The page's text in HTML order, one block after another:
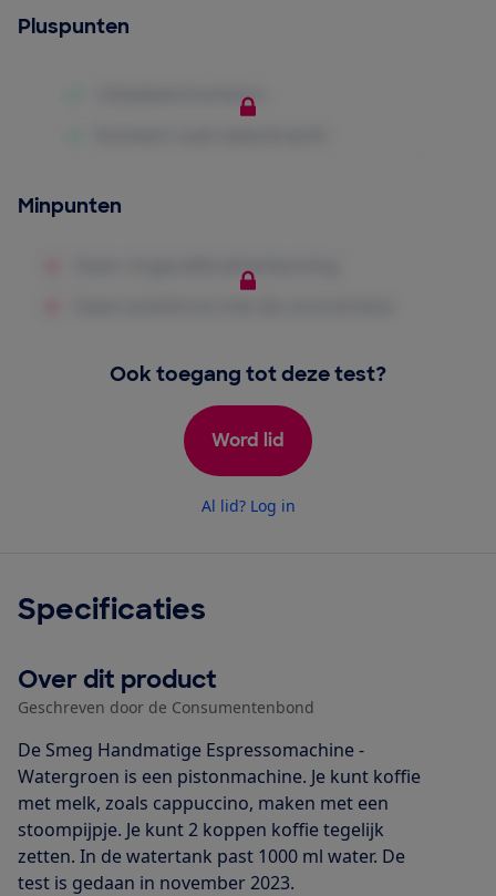
Pluspunten
Minpunten
Ook toegang tot deze test?
Word lid
Al lid? Log in
Specificaties
Over dit product
Geschreven door de Consumentenbond
De Smeg Handmatige Espressomachine -
Watergroen is een pistonmachine. Je kunt koffie
met melk, zoals cappuccino, maken met een
stoompijpje. Je kunt 2 koppen koffie tegelijk
zetten. In de watertank past 1000 ml water. De
test is gedaan in november 2023.